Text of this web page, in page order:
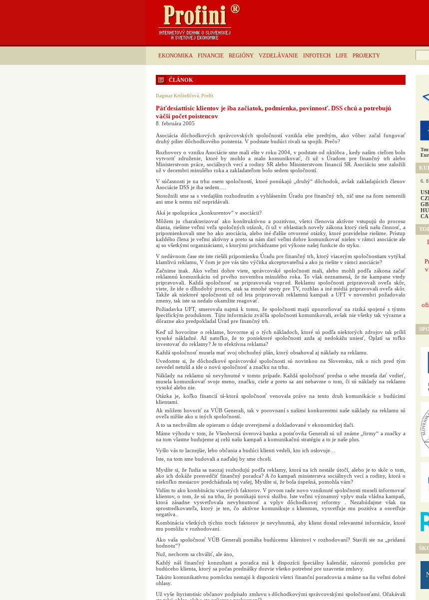
EKONOMIKA FINANCIE REGIÓNY VZDELÁVANIE INFOTECH LIFE PROJEKTY
ČLÁNOK
Dagmar Krištofičová, Profit
Päťdesiattisíc klientov je iba začiatok, podmienka, povinnosť. DSS chcú a potrebujú
väčší počet poistencov
8. februára 2005
Asociácia dôchodkových správcovských spoločností vznikla ešte predtým, ako vôbec začal fungovať
druhý pilier dôchodkového poistenia. V podstate budúci rivali sa spojili. Prečo?
Rozhovory o vzniku Asociácie sme mali ešte v roku 2004, v podstate od októbra , kedy našim cieľom bolo
vytvoriť združenie, ktoré by mohlo a malo komunikovať, či už s Úradom pre finančný trh alebo
Ministerstvom práce, sociálnych vecí a rodiny SR alebo Ministerstvom financií SR. Asociáciu sme založili
už v decembri minulého roka a zakladateľom bolo sedem spoločností.
V súčasnosti je na trhu osem spoločností, ktoré ponúkajú „druhý“ dôchodok, avšak zakladajúcich členov
Asociácie DSS je iba sedem….
Stotožnili sme sa s vtedajším rozhodnutím a vyhlásením Úradu pre finančný trh, nič sme na ňom nemenili
ani sme k nemu nič nepridávali.
Aká je spolupráca „konkurentov“ v asociácii?
Môžem ju charakterizovať ako konštruktívnu a pozitívnu, všetci členovia aktívne vstupujú do procesu
diania, riešime veľmi veľa spoločných otázok, či už v oblastiach novely zákona ktorý rieši našu činnosť, a
pripomienkovali sme ho ako asociácia, alebo iné ďalšie otvorené otázky, ktoré pravidelne riešime. Prístup
každého člena je veľmi aktívny a preto sa nám darí veľmi dobre komunikovať nielen v rámci asociácie ale
aj so všetkými organizáciami, s ktorými prichádzame pri výkone našej funkcie do styku.
V nedávnom čase ste iste riešili pripomienku Úradu pre finančný trh, ktorý viacerým spoločnostiam vytýkal
klamlivú reklamu, V čom je pre vás táto výčitka akceptovateľná a ako ju riešite v rámci asociácie?
Začnime inak. Ako veľmi dobre viete, správcovské spoločnosti mali, alebo mohli podľa zákona začať
reklamnú komunikáciu od prvého novembra minulého roka. To však neznamená, že tie kampane vtedy
pripravovali. Každá spoločnosť sa pripravovala vopred. Reklamu spoločnosti pripravovali oveľa skôr,
viete, že ide o dlhodobý proces, atak sa mnohé spoty pre TV, rozhlas a iné médiá pripravovali oveľa skôr.
Takže ak niektoré spoločnosti už od leta pripravovali reklamnú kampaň a UFT v novembri požadovalo
zmeny, tak iste sa nedalo okamžite reagovať.
Požiadavka UFT, smerovala najmä k tomu, že spoločnosti majú upozorňovať na riziká spojené s týmto
špecifickým produktom. Túto informáciu zväčša spoločnosti komunikovali, avšak nie všetky tak výrazne a
dôrazne ako predpokladal Úrad pre finančný trh.
Keď už hovoríme o reklame, hovorme aj o tých nákladoch, ktoré sú podľa niektorých zdrojov tak príliš
vysoké nákladné. Až natoľko, že to poniektoré spoločnosti azda aj nedokážu uniesť, Oplatí sa toľko
investovať do reklamy? Je to efektívna reklama?
Každá spoločnosť musela mať svoj obchodný plán, ktorý obsahoval aj náklady na reklamu.
Uvedomte si, že dôchodkové správcovské spoločnosti sú novinkou na Slovensku, nik o nich pred tým
nevedel netušil a ide o novú spoločnosť a značku na trhu.
Náklady na reklamu sú nevyhnutné v tomto prípade. Každá spoločnosť predsa o sebe musela dať vedieť,
musela komunikovať svoje meno, značku, ciele a preto sa ani nebavme o tom, či sú náklady na reklamu
vysoké alebo nie.
Otázka je, koľko financií tá-ktorá spoločnosť venovala práve na tento druh komunikácie s budúcimi
klientami.
Ak môžem hovoriť za VÚB Generali, tak v porovnaní s našimi konkurentmi naše náklady na reklamu sú
oveľa nižšie ako u iných spoločností.
A to sa nechválim ale opieram o údaje uverejnené a dokladované v ekonomickej tlači.
Máme výhodu v tom, že Všeobecná úverová banka a poisťovňa Generali sú už známe „firmy“ a značky a
na tom vlastne budujeme aj celú našu kampaň a komunikačnú stratégiu a to je naše plus.
Vyšlo vás to lacnejšie, lebo občania a budúci klienti vedeli, kto ich oslovuje…
Iste, na tom sme budovali a naďalej by sme chceli.
Myslíte si, že ľudia sa naozaj rozhodujú podľa reklamy, ktorá na ich nestále útočí, alebo je to skôr o tom,
ako ich dokáže presvedčiť finančný poradca? A čo kampaň ministerstva sociálnych vecí a rodiny, ktorá o
niekoľko mesiacov predchádzala tej vašej, Myslíte si, že bola úspešná, pomohla vám?
Vidím to ako kombináciu viacerých faktorov. V prvom rade novo vzniknuté spoločnosti museli informovať
klientov, o tom, že sú na trhu, že ponúkajú novú službu. Iste veľmi významný vplyv mala vládna kampaň,
ktorá zásadne vysvetľovala nevyhnutnosť a vplyv dôchodkovej reformy . Nezabúdajme však na
sprostredkovateľa, ktorý je ten, čo aktívne komunikuje s klientom, vysvetľuje mu pozitíva a osvetľuje
negatíva..
Kombinácia všetkých týchto troch faktorov je nevyhnutná, aby klient dostal relevantné informácie, ktoré
mu pomôžu v rozhodovaní.
Ako vaša spoločnosť VÚB Generali pomáha budúcemu klientovi v rozhodovaní? Stavili ste na „pridanú
hodnotu“?
Nuž, nechcem sa chváliť, ale áno,
Každý náš finančný konzultant a poradca má k dispozícii špeciálny kalendár, názornú pomôcku pre
budúceho klienta, ktorý sa počas prednášky dozvie všetko potrebné pre uzavretie zmluvy.
Takúto komunikatívnu pomôcku nemajú k dispozícii všetci finanční poradcovia a máme na ňu veľmi dobré
ohlasy.
Už vyše štyristotisíc občanov podpísalo zmluvu s dôchodkovými správcovskými spoločnosťami. Očakávali
6.